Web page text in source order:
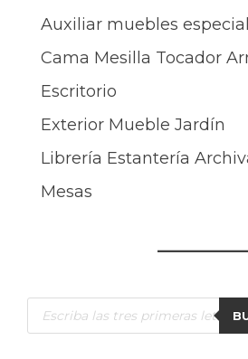
Auxiliar muebles
Cama Mesilla Tocador
Escritorio
Exterior Mueble Jardín
Librería Estantería
Mesas
Búsqueda
de
productos